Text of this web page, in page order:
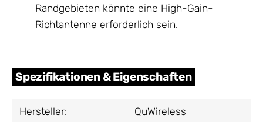
Randgebieten könnte eine High-Gain-
Richtantenne erforderlich sein.
Spezifikationen & Eigenschaften
Hersteller: QuWireless